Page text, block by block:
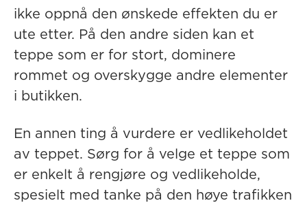
ikke oppnå den ønskede effekten du er
ute etter. På den andre siden kan et
teppe som er for stort, dominere
rommet og overskygge andre elementer
i butikken.
En annen ting å vurdere er vedlikeholdet
av teppet. Sørg for å velge et teppe som
er enkelt å rengjøre og vedlikeholde,
spesielt med tanke på den høye trafikken